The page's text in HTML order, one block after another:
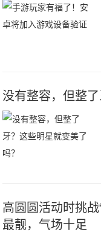
没有整容，但整
高圆圆活动时挑
最靓，气场十足